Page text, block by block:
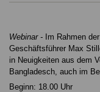
Webinar - Im Rahmen der
Geschäftsführer Max
in Neuigkeiten aus dem
Bangladesch, auch im
Beginn: 18.00 Uhr